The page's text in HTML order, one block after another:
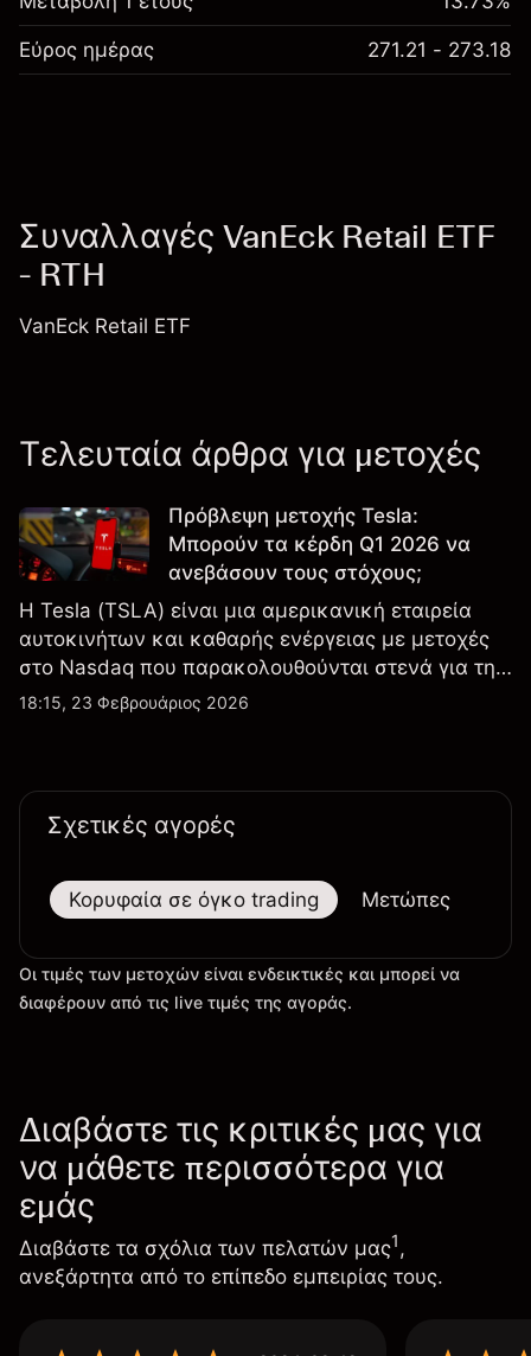
Εύρος ημέρας 271.21 - 273.18
Συναλλαγές VanEck Retail ETF
- RTH
VanEck Retail ETF
Τελευταία άρθρα για μετοχές
Πρόβλεψη μετοχής Tesla:
Μπορούν τα κέρδη Q1 2026 να
ανεβάσουν τους στόχους;
Η Tesla (TSLA) είναι μια αμερικανική εταιρεία
αυτοκινήτων και καθαρής ενέργειας με μετοχές
στο Nasdaq που παρακολουθούνται στενά για την
απόδοση κερδών, τα δεδομένα παραδόσεων και
18:15, 23 Φεβρουάριος 2026
Σχετικές αγορές
Κορυφαία σε όγκο trading Μετώπες
Οι τιμές των μετοχών είναι ενδεικτικές και μπορεί να
διαφέρουν από τις live τιμές της αγοράς.
Διαβάστε τις κριτικές μας για
να μάθετε περισσότερα για
εμάς
Διαβάστε τα σχόλια των πελατών μας1,
ανεξάρτητα από το επίπεδο εμπειρίας τους.